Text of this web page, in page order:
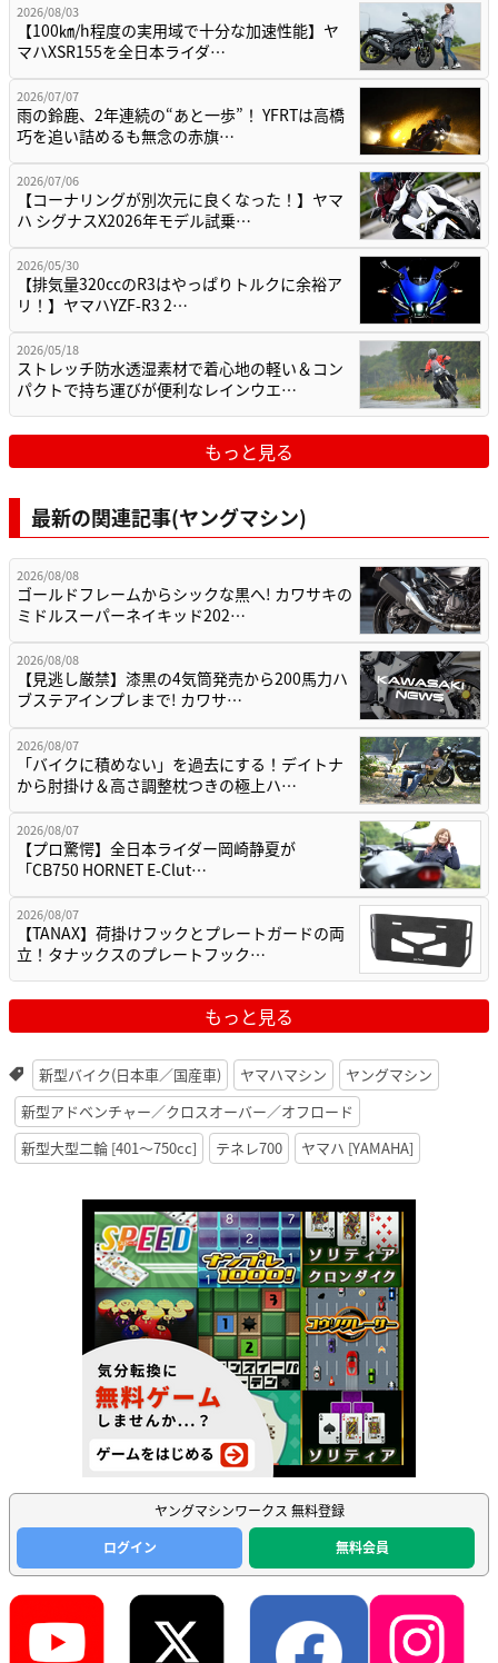
2026/08/03
【100㎞/h程度の実用域で十分な加速性能】ヤ
マハXSR155を全日本ライダ…
2026/07/07
雨の鈴鹿、2年連続の“あと一歩”！ YFRTは高橋
巧を追い詰めるも無念の赤旗…
2026/07/06
【コーナリングが別次元に良くなった！】ヤマ
ハ シグナスX2026年モデル試乗…
2026/05/30
【排気量320ccのR3はやっぱりトルクに余裕ア
リ！】ヤマハYZF-R3 2…
2026/05/18
ストレッチ防水透湿素材で着心地の軽い＆コン
パクトで持ち運びが便利なレインウエ…
もっと見る
最新の関連記事(ヤングマシン)
2026/08/08
ゴールドフレームからシックな黒へ! カワサキの
ミドルスーパーネイキッド202…
2026/08/08
【見逃し厳禁】漆黒の4気筒発売から200馬力ハ
ブステアインプレまで! カワサ…
2026/08/07
「バイクに積めない」を過去にする！デイトナ
から肘掛け＆高さ調整枕つきの極上ハ…
2026/08/07
【プロ驚愕】全日本ライダー岡崎静夏が
「CB750 HORNET E-Clut…
2026/08/07
【TANAX】荷掛けフックとプレートガードの両
立！タナックスのプレートフック…
もっと見る
新型バイク(日本車／国産車) ヤマハマシン
ヤングマシン
新型アドベンチャー／クロスオーバー／オフロード
新型大型二輪 [401〜750cc]
テネレ700 ヤマハ [YAMAHA]
ヤングマシンワークス 無料登録
ログイン
無料会員